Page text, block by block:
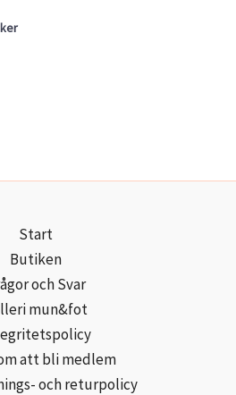
Start
Butiken
och Svar
mun&fot
att bli medlem
och returpolicy